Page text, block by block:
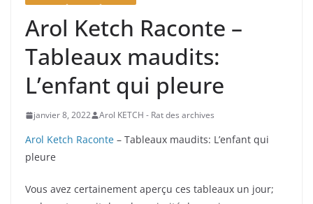
Arol Ketch Raconte –
Tableaux maudits:
L’enfant qui pleure
janvier 8, 2022 Arol KETCH - Rat des archives
Arol Ketch Raconte – Tableaux maudits: L’enfant qui
pleure
Vous avez certainement aperçu ces tableaux un jour;